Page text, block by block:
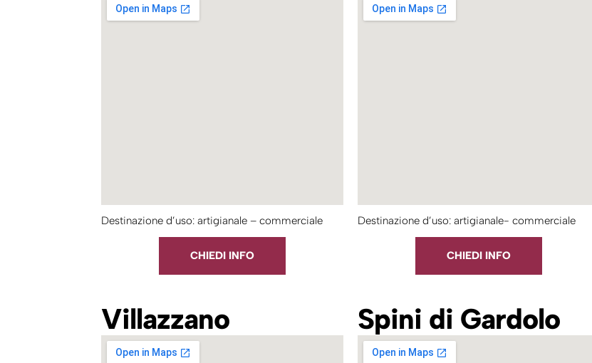
Destinazione d’uso: artigianale – commerciale
CHIEDI INFO
Destinazione d’uso: artigianale- commerciale
CHIEDI INFO
Villazzano Spini di Gardolo